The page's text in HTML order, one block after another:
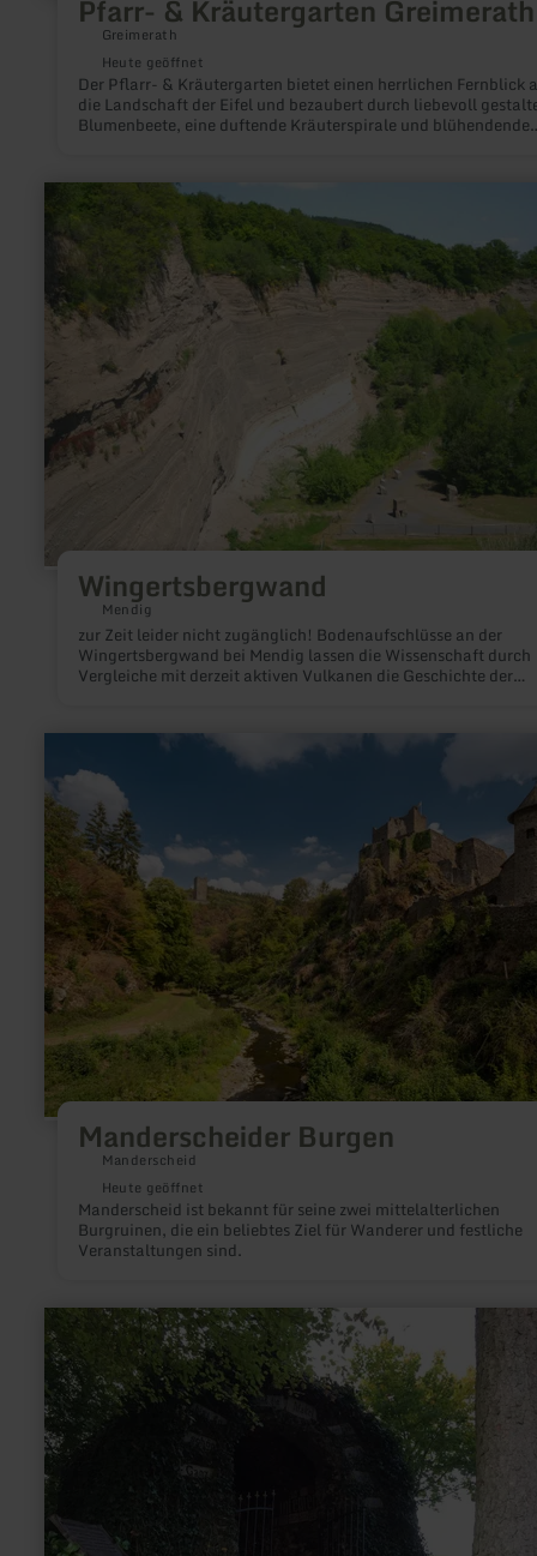
Pfarr- & Kräutergarten Greimerath
Greimerath
Heute geöffnet
Der Pflarr- & Kräutergarten bietet einen herrlichen Fernblick
die Landschaft der Eifel und bezaubert durch liebevoll
Blumenbeete, eine duftende Kräuterspirale und blühendende
Radler des Maare-Mosel-Radwegs.
Wingertsbergwand
Mendig
zur Zeit leider nicht zugänglich! Bodenaufschlüsse an der
Wingertsbergwand bei Mendig lassen die Wissenschaft durch
Vergleiche mit derzeit aktiven Vulkanen die Geschichte der
zu:
Wingertsbergwand
Manderscheider Burgen
Manderscheid
Heute geöffnet
Manderscheid ist bekannt für seine zwei mittelalterlichen
Burgruinen, die ein beliebtes Ziel für Wanderer und festliche
Veranstaltungen sind.
zu:
Manderscheider
Burgen
erfahren
zu:
Lourdesgrotte
Beilingen